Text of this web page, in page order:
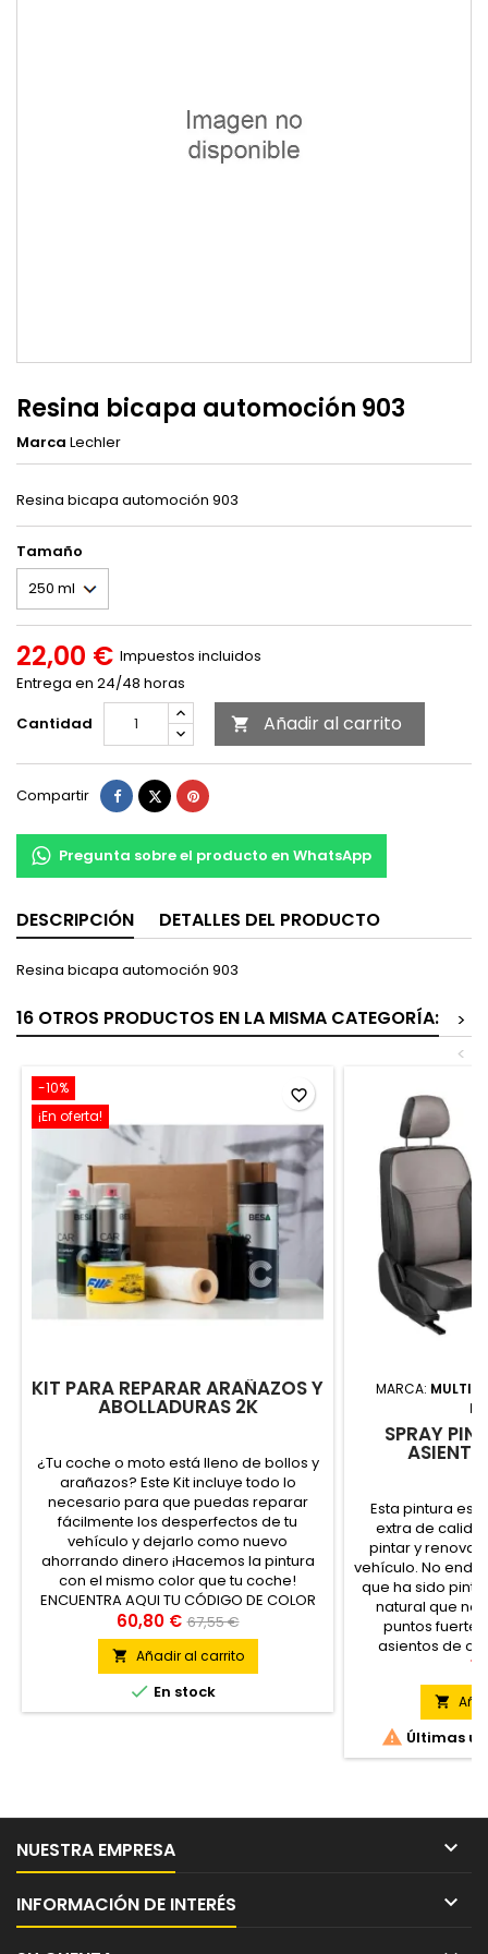
Resina bicapa automoción 903
Marca Lechler
Resina bicapa automoción 903
Tamaño
22,00 € Impuestos incluidos
Entrega en 24/48 horas
Cantidad
 Añadir al carrito
Compartir Compartir
TuitearPinterest
Pregunta sobre el producto en WhatsApp
DESCRIPCIÓN DETALLES DEL PRODUCTO
Resina bicapa automoción 903
16 OTROS PRODUCTOS EN LA MISMA CATEGORÍA:
>
<
-10%
¡En oferta!
KIT PARA REPARAR ARAÑAZOS Y
ABOLLADURAS 2K
¿Tu coche o moto está lleno de bollos y
arañazos? Este Kit incluye todo lo
necesario para que puedas reparar
fácilmente los desperfectos de tu
vehículo y dejarlo como nuevo
ahorrando dinero ¡Hacemos la pintura
con el mismo color que tu coche!
ENCUENTRA AQUI TU CÓDIGO DE COLOR
60,80 € 67,55 €
 Añadir al carrito
 En stock
favorite_border
MARCA:
SPRAY
Esta pintura es
extra de
pintar y renovar
vehículo. No
que ha sido
natural que no
puntos
asientos de
RESISTENTE a

 Últimas
NUESTRA EMPRESA 
INFORMACIÓN DE INTERÉS 